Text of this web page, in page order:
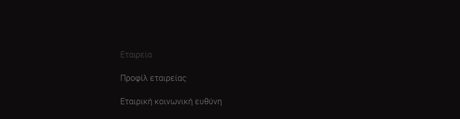
Εταιρεία
Προφίλ εταιρείας
Εταιρική κοινωνική ευθύνη